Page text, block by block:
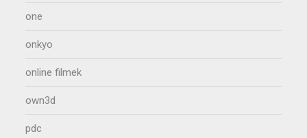
one
onkyo
online filmek
own3d
pdc